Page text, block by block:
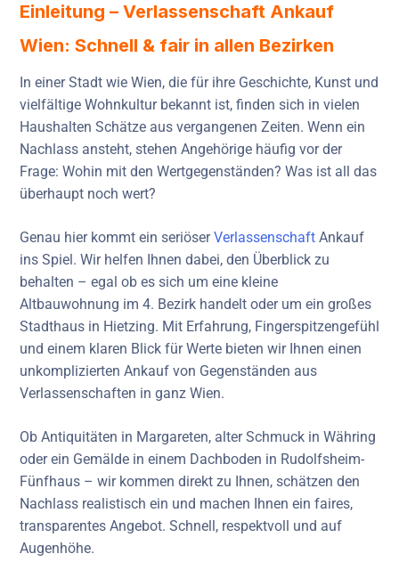
Einleitung – Verlassenschaft Ankauf
Wien: Schnell & fair in allen Bezirken
In einer Stadt wie Wien, die für ihre Geschichte, Kunst und
vielfältige Wohnkultur bekannt ist, finden sich in vielen
Haushalten Schätze aus vergangenen Zeiten. Wenn ein
Nachlass ansteht, stehen Angehörige häufig vor der
Frage: Wohin mit den Wertgegenständen? Was ist all das
überhaupt noch wert?
Genau hier kommt ein seriöserVerlassenschaft Ankauf
ins Spiel. Wir helfen Ihnen dabei, den Überblick zu
behalten – egal ob es sich um eine kleine
Altbauwohnung im 4. Bezirk handelt oder um ein großes
Stadthaus in Hietzing. Mit Erfahrung, Fingerspitzengefühl
und einem klaren Blick für Werte bieten wir Ihnen einen
unkomplizierten Ankauf von Gegenständen aus
Verlassenschaften in ganz Wien.
Ob Antiquitäten in Margareten, alter Schmuck in Währing
oder ein Gemälde in einem Dachboden in Rudolfsheim-
Fünfhaus – wir kommen direkt zu Ihnen, schätzen den
Nachlass realistisch ein und machen Ihnen ein faires,
transparentes Angebot. Schnell, respektvoll und auf
Augenhöhe.